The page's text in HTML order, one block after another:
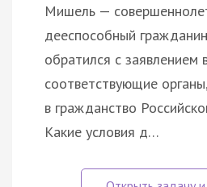
Мишель —
дееспособный
обратился с заявлением
соответствующие
в гражданство
Какие условия д…